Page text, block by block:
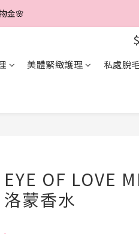
優惠券🌼
金🌸
優惠券🌼
$
美體緊緻護理
私處脫
EYE OF LOVE
洛蒙香水